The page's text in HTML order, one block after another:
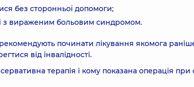
без сторонньої допомоги;
з вираженим больовим синдромом.
починати лікування якомога
від інвалідності.
терапія і кому показана операція при